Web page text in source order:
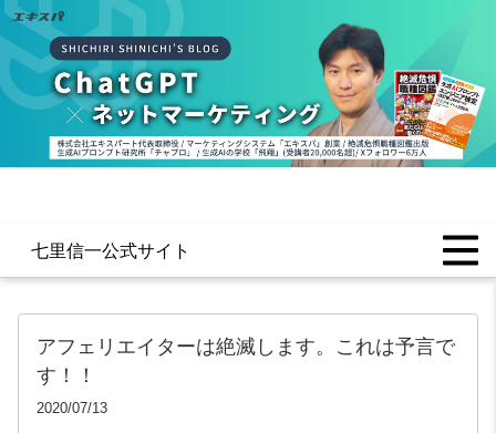
七里信一公式サイト
アフェリエイターは絶滅します。これは予言で
す！！
2020/07/13